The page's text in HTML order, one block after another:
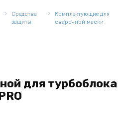
Средства
защиты
Комплектующие для
сварочной маски
для турбоблока